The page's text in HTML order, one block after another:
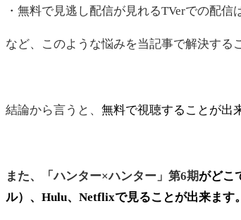
・無料で見逃し配信が見れるTVerでの配信
など、このような悩みを当記事で解決する
結論から言うと、 無料で視聴することが出
また、「ハンター×ハンター」第6期がどこ
ル）、Hulu、Netflixで見ることが出来ます。